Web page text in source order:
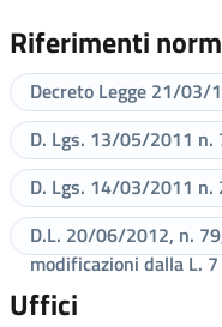
Riferimenti
Decreto Legge 21/03/
D. Lgs. 13/05/2011 n.
D. Lgs. 14/03/2011 n.
D.L. 20/06/2012, n.
modificazioni dalla L.
Uffici